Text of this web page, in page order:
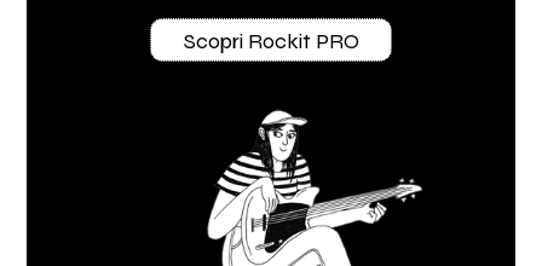
Scopri Rockit PRO